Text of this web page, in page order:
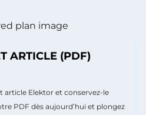
ARTICLE (PDF)
Elektor et conservez-le
PDF dès aujourd’hui et plongez